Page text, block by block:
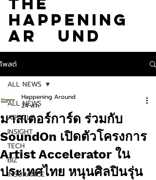
Happening
Ar und
โพสต์
ALL NEWS
ARTICLE
INSIGHT
TECH
BIZ
INSURANCE
ALL NEWS
มาสเตอร์การ์ด ร่วมกับ
SoundOn เปิดตัวโครงการ
Artist Accelerator ใน
ประเทศไทย หนุนศิลปินรุ่น
Happening Around
24 พ.ค.